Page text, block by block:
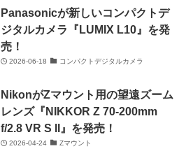
Panasonicが新しいコンパクトデ
ジタルカメラ『LUMIX L10』を発
売！
2026-06-18 コンパクトデジタルカメラ
NikonがZマウント用の望遠ズーム
レンズ『NIKKOR Z 70-200mm
f/2.8 VR S II』を発売！
2026-04-24 Zマウント